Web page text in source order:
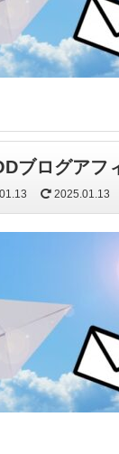
ブログアフ
2025.01.13